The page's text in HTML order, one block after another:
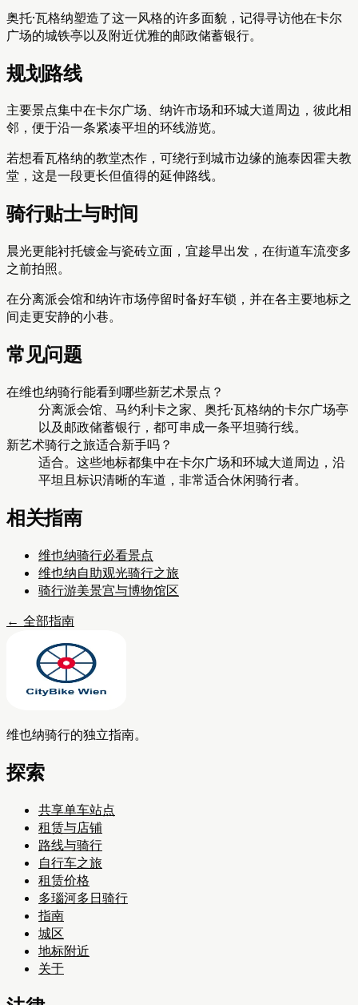
奥托·瓦格纳塑造了这一风格的许多面貌，记得寻访他在卡尔
广场的城铁亭以及附近优雅的邮政储蓄银行。
规划路线
主要景点集中在卡尔广场、纳许市场和环城大道周边，彼此相
邻，便于沿一条紧凑平坦的环线游览。
若想看瓦格纳的教堂杰作，可绕行到城市边缘的施泰因霍夫教
堂，这是一段更长但值得的延伸路线。
骑行贴士与时间
晨光更能衬托镀金与瓷砖立面，宜趁早出发，在街道车流变多
之前拍照。
在分离派会馆和纳许市场停留时备好车锁，并在各主要地标之
间走更安静的小巷。
常见问题
在维也纳骑行能看到哪些新艺术景点？
分离派会馆、马约利卡之家、奥托·瓦格纳的卡尔广场亭
以及邮政储蓄银行，都可串成一条平坦骑行线。
新艺术骑行之旅适合新手吗？
适合。这些地标都集中在卡尔广场和环城大道周边，沿
平坦且标识清晰的车道，非常适合休闲骑行者。
相关指南
维也纳骑行必看景点
维也纳自助观光骑行之旅
骑行游美景宫与博物馆区
← 全部指南
维也纳骑行的独立指南。
探索
共享单车站点
租赁与店铺
路线与骑行
自行车之旅
租赁价格
多瑙河多日骑行
指南
城区
地标附近
关于